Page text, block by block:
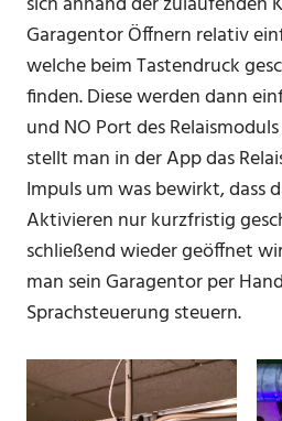
Garagentor Öffnern relativ
welche beim Tastendruck
finden. Diese werden dann
und NO Port des
stellt man in der App das
Impuls um was bewirkt, dass
Aktivieren nur kurzfristig
schließend wieder geöffnet
man sein Garagentor per
Sprachsteuerung steuern.